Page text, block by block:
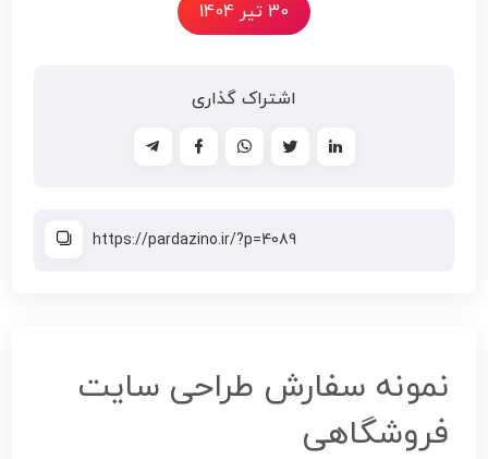
30 تیر 1404
اشتراک گذاری
نمونه سفارش طراحی سایت
فروشگاهی